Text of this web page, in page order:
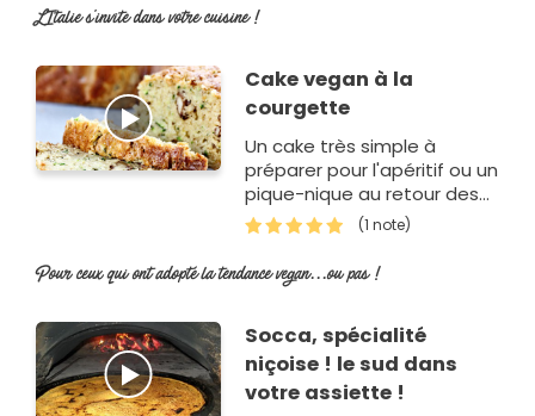
L'Italie s'invite dans votre cuisine !
Cake vegan à la
courgette
Un cake très simple à
préparer pour l'apéritif ou un
pique-nique au retour des
beaux jours.
(1 note)
Pour ceux qui ont adopté la tendance vegan...ou pas !
Socca, spécialité
niçoise ! le sud dans
votre assiette !